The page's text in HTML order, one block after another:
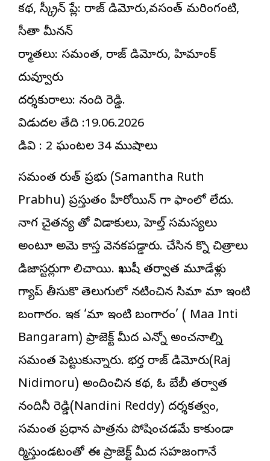
కథ, స్క్రీన్ ప్లే: రాజ్ నిడిమోరు,వసంత్ మరింగంటి,
సీతా మీనన్
నిర్మాతలు: సమంత, రాజ్ నిడిమోరు, హిమాంక్
దువ్వూరు
దర్శకురాలు: నందిని రెడ్డి.
విడుదల తేది :19.06.2026
నిడివి : 2 ఘంటల 34 నిముషాలు
సమంత రుత్ ప్రభు (Samantha Ruth
Prabhu) ప్రస్తుతం హీరోయిన్ గా ఫాంలో లేదు.
నాగ చైతన్య తో విడాకులు, హెల్త్ సమస్యలు
అంటూ అమె కాస్త వెనకపడ్డారు. చేసిన కొన్ని చిత్రాలు
డిజాస్టర్లుగా నిలిచాయి. ఖుషీ తర్వాత మూడేళ్లు
గ్యాప్ తీసుకొని తెలుగులో నటించిన సినిమా మా ఇంటి
బంగారం. ఇక ‘మా ఇంటి బంగారం’ ( Maa Inti
Bangaram) ప్రాజెక్ట్ మీద ఎన్నో అంచనాల్ని
సమంత పెట్టుకున్నారు. భర్త రాజ్ నిడిమోరు(Raj
Nidimoru) అందించిన కథ, ఓ బేబీ తర్వాత
నందినీ రెడ్డి(Nandini Reddy) దర్శకత్వం,
సమంత ప్రధాన పాత్రను పోషించడమే కాకుండా
నిర్మిస్తుండటంతో ఈ ప్రాజెక్ట్ మీద సహజంగానే